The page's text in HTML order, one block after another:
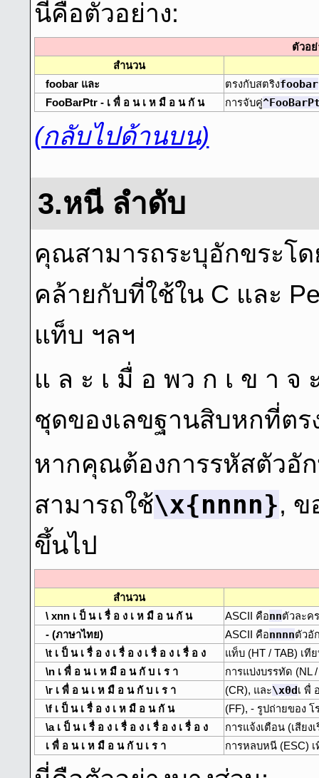
นี่คือตัวอย่าง:
ตัวอย่
สํานวน
foobar และ
ตรงกับสตริงfoobar
FooBarPtr - เ พื่ อ น เ ห มื อ น กั น การจับคู่
(กลับไปด้านบน)
3.หนี ลําดับ
คุณสามารถระบุอักขระโ
คล้ายกับที่ใช้ใน C และ
แท็บ ฯลฯ
แ ล ะ เ มื่ อ พว ก เ ข า จ
ชุดของเลขฐานสิบหกที่ตร
หากคุณต้องการรหัสตัวอั
สามารถใช้\x{nnnn}, ข
ขึ้นไป
สํานวน
\ xnn เ ป็ น เ รื่ อ ง เ ห มื อ น กั น
ASCII คือnnตัวละค
- (ภาษาไทย)
ASCII คือnnnnตัวอั
\t เ ป็ น เ รื่ อ ง เ รื่ อ ง เ รื่ อ ง เ รื่ อ ง
แท็บ (HT / TAB) เที
\n เ พื่ อ น เ ห มื อ น กั บ เ ร า
การแบ่งบรรทัด (NL
\r เ พื่ อ น เ ห มื อ น กั บ เ ร า
(CR), และ\x0dเ พื่
\f เ ป็ น เ รื่ อ ง เ ห มื อ น กั น
(FF), - รูปถ่ายของ โ
\a เ ป็ น เ รื่ อ ง เ รื่ อ ง เ รื่ อ ง เ รื่ อ ง
การแจ้งเตือน (เสียง
เ พื่ อ น เ ห มื อ น กั บ เ ร า
การหลบหนี (ESC)